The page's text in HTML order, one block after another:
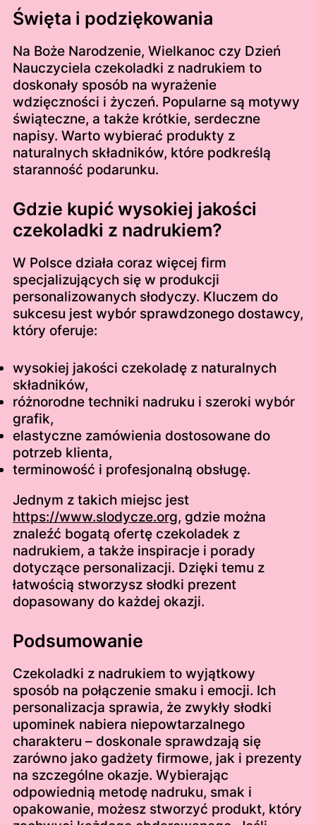
Święta i podziękowania
Na Boże Narodzenie, Wielkanoc czy Dzień
Nauczyciela czekoladki z nadrukiem to
doskonały sposób na wyrażenie
wdzięczności i życzeń. Popularne są motywy
świąteczne, a także krótkie, serdeczne
napisy. Warto wybierać produkty z
naturalnych składników, które podkreślą
staranność podarunku.
Gdzie kupić wysokiej jakości
czekoladki z nadrukiem?
W Polsce działa coraz więcej firm
specjalizujących się w produkcji
personalizowanych słodyczy. Kluczem do
sukcesu jest wybór sprawdzonego dostawcy,
który oferuje:
wysokiej jakości czekoladę z naturalnych
składników,
różnorodne techniki nadruku i szeroki wybór
grafik,
elastyczne zamówienia dostosowane do
potrzeb klienta,
terminowość i profesjonalną obsługę.
Jednym z takich miejsc jest
https://www.slodycze.org, gdzie można
znaleźć bogatą ofertę czekoladek z
nadrukiem, a także inspiracje i porady
dotyczące personalizacji. Dzięki temu z
łatwością stworzysz słodki prezent
dopasowany do każdej okazji.
Podsumowanie
Czekoladki z nadrukiem to wyjątkowy
sposób na połączenie smaku i emocji. Ich
personalizacja sprawia, że zwykły słodki
upominek nabiera niepowtarzalnego
charakteru – doskonale sprawdzają się
zarówno jako gadżety firmowe, jak i prezenty
na szczególne okazje. Wybierając
odpowiednią metodę nadruku, smak i
opakowanie, możesz stworzyć produkt, który